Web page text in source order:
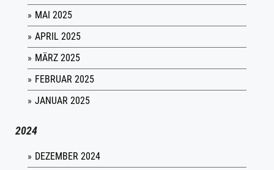
MAI 2025
APRIL 2025
MÄRZ 2025
FEBRUAR 2025
JANUAR 2025
2024
DEZEMBER 2024